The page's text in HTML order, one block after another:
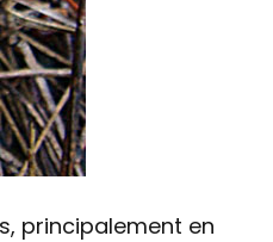
principalement en